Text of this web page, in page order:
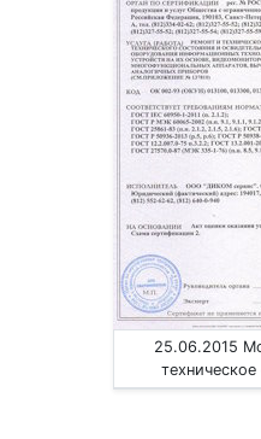
25.06.2015
установка,